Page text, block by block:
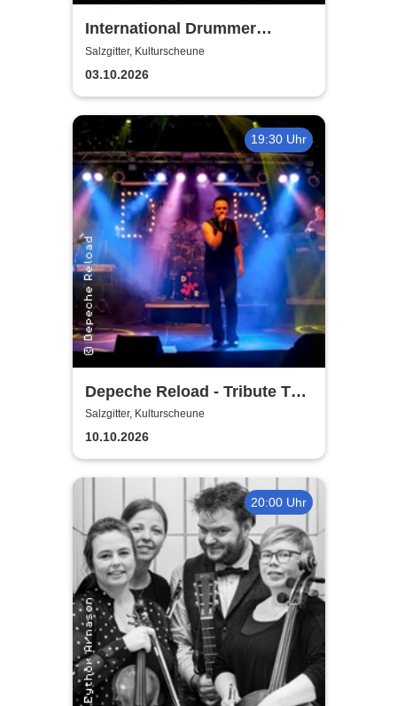
International Drummer
Meeting Konzert |
Kulturscheune
Salzgitter, Kulturscheune
03.10.2026
19:30 Uhr
Depeche Reload - Tribute To
Depeche Mode
Salzgitter, Kulturscheune
10.10.2026
20:00 Uhr